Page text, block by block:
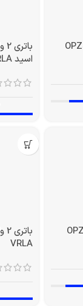
اسید VRLA
VRLA